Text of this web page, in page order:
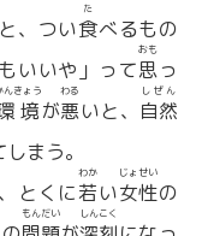
、つい食
た
べるもの
いいや」って思
おも
っ
境
んきょう
が悪
わる
いと、 自然
しぜん
まう。
とくに若
わか
い女性
じょせい
の
もんだい しんこく